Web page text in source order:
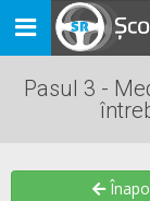
Toggle
navigation
Pasul 3 -